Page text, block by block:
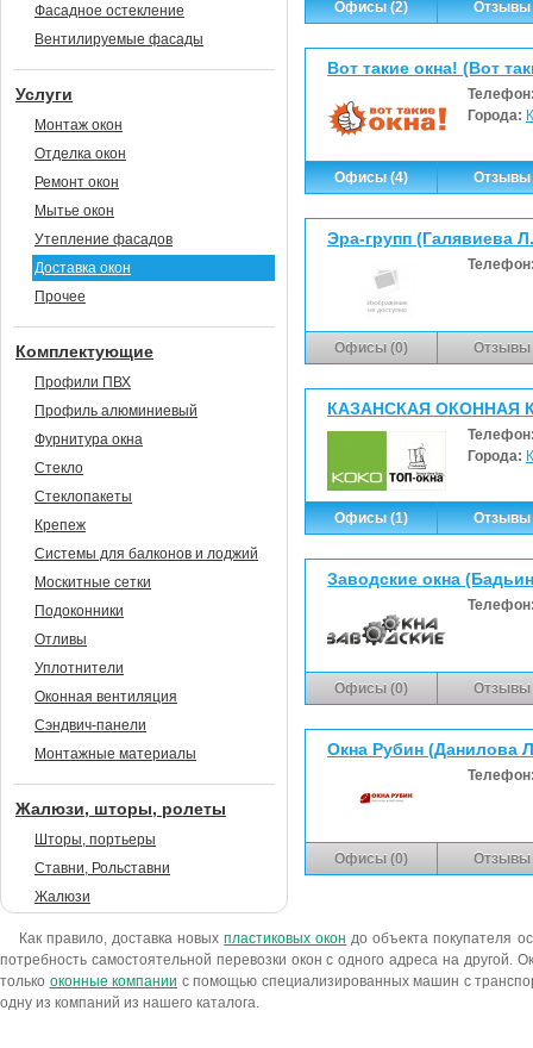
Офисы (2) Отзывы
Вот такие окна! (Вот
Города:
Офисы (4) Отзывы
Эра-групп (Галявиева
Офисы (0) Отзывы
КАЗАНСКАЯ ОКОННАЯ
Города:
Офисы (1) Отзывы
Заводские окна
Офисы (0) Отзывы
Окна Рубин (Данилова
Офисы (0) Отзывы
Фасадное остекление
Вентилируемые фасады
Услуги
Монтаж окон
Отделка окон
Ремонт окон
Мытье окон
Утепление фасадов
Доставка окон
Прочее
Комплектующие
Профили ПВХ
Профиль алюминиевый
Фурнитура окна
Стекло
Стеклопакеты
Крепеж
Системы для балконов и лоджий
Москитные сетки
Подоконники
Отливы
Уплотнители
Оконная вентиляция
Сэндвич-панели
Монтажные материалы
Жалюзи, шторы, ролеты
Шторы, портьеры
Ставни, Рольставни
Жалюзи
Как правило, доставка новыхпластиковых окон до объекта покупателя
потребность самостоятельной перевозки окон с одного адреса на другой.
только оконные компании с помощью специализированных машин с
одну из компаний из нашего каталога.